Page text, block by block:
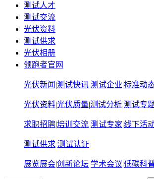
测试人才
测试交流
光伏资料
测试供求
光伏相册
领跑者官网
光伏新闻 |测试快讯 测试企业|标准动
光伏资料|光伏质量|测试分析 测试专
求职招聘|培训交流 测试专家|线下活
测试供求 测试认证
展览展会|创新论坛 学术会议|低碳科